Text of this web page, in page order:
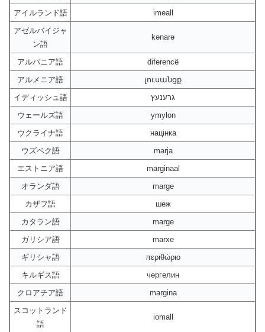
アイルランド語
imeall
アゼルバイジャ
ン語
kənarə
アルバニア語
diferencë
アルメニア語
լուսանցք
イディッシュ語
גרענעץ
ウェールズ語
ymylon
ウクライナ語
націнка
ウズベク語
marja
エストニア語
marginaal
オランダ語
marge
カザフ語
шеж
カタラン語
marge
ガリシア語
marxe
ギリシャ語
περιθώριο
キルギス語
чергелин
クロアチア語
margina
スコットランド
語
iomall